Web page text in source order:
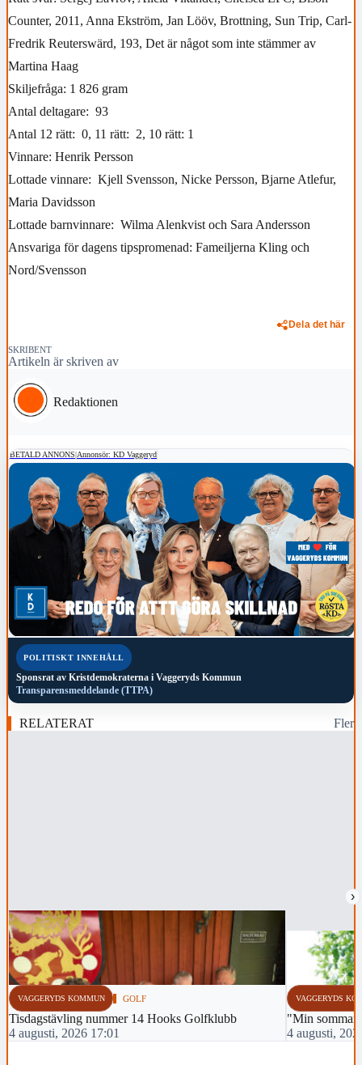
Counter, 2011, Anna Ekström, Jan Lööv, Brottning, Sun Trip, Carl-
Fredrik Reuterswärd, 193, Det är något som inte stämmer av
Martina Haag
Skiljefråga: 1 826 gram
Antal deltagare: 93
Antal 12 rätt: 0, 11 rätt: 2, 10 rätt: 1
Vinnare: Henrik Persson
Lottade vinnare: Kjell Svensson, Nicke Persson, Bjarne Atlefur,
Maria Davidsson
Lottade barnvinnare: Wilma Alenkvist och Sara Andersson
Ansvariga för dagens tipspromenad: Fameiljerna Kling och
Nord/Svensson
Dela det här
SKRIBENT
Artikeln är skriven av
Redaktionen
BETALD ANNONS|Annonsör: KD Vaggeryd
POLITISKT INNEHÅLL
Sponsrat av Kristdemokraterna i Vaggeryds Kommun
Transparensmeddelande (TTPA)
RELATERAT Fler
›
VAGGERYDS KOMMUN GOLF
Tisdagstävling nummer 14 Hooks Golfklubb
4 augusti, 2026 17:01
VAGGERYDS
"Min sommar
4 augusti,